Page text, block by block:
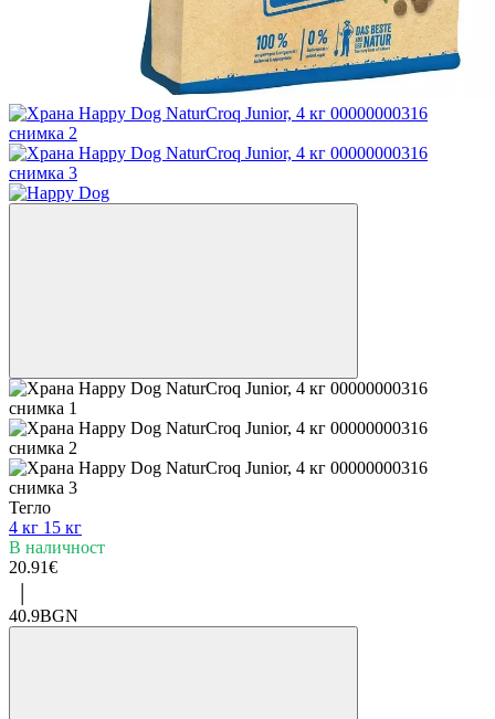
Тегло
4 кг 15 кг
В наличност
20.91€
|
40.9BGN